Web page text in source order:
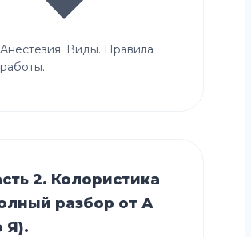
Анестезия. Виды. Правила
работы.
2. Колористика
разбор от А
Я).